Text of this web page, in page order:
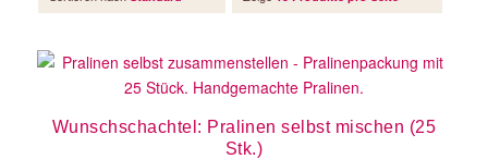
Wunschschachtel: Pralinen selbst mischen (25
Stk.)